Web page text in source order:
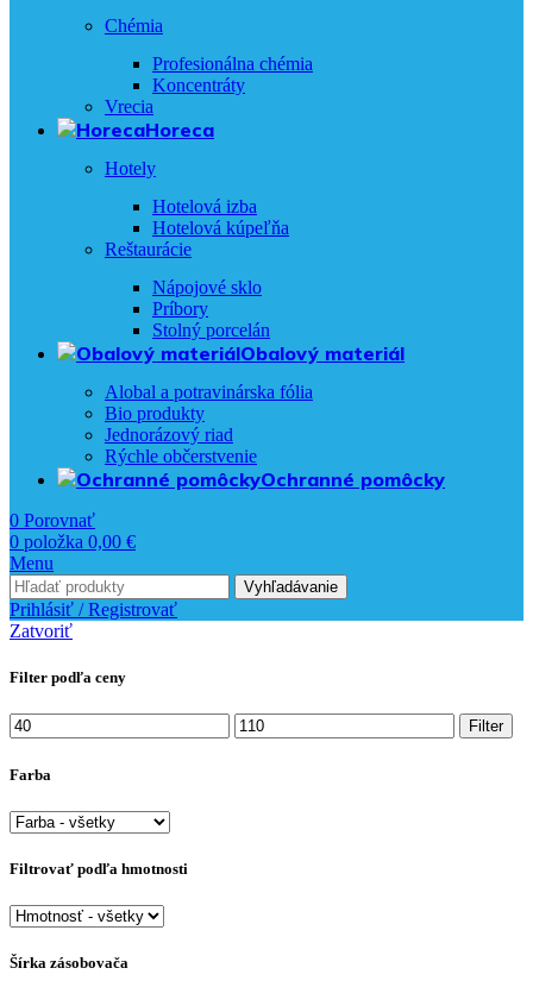
Chémia
Profesionálna chémia
Koncentráty
Vrecia
Horeca
Hotely
Hotelová izba
Hotelová kúpeľňa
Reštaurácie
Nápojové sklo
Príbory
Stolný porcelán
Obalový materiál
Alobal a potravinárska fólia
Bio produkty
Jednorázový riad
Rýchle občerstvenie
Ochranné pomôcky
0 Porovnať
0 položka 0,00 €
Menu
Vyhľadávanie
Prihlásiť / Registrovať
Zatvoriť
Filter podľa ceny
Minimálna
cena
Maximálna
cena
Filter
Farba
Filtrovať podľa hmotnosti
Šírka zásobovača